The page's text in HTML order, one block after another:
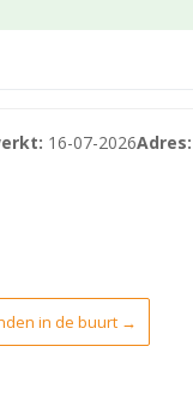
functionaliteiten:
gezet door
16-07-2026Adres:
in de buurt →